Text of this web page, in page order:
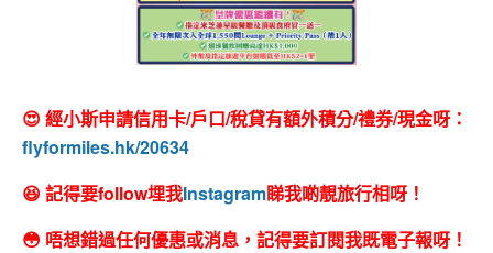
😍 經小斯申請信用卡/戶口/稅貸有額外積分/禮券/現金呀：
flyformiles.hk/20634
😆 記得要follow埋我Instagram睇我啲靚旅行相呀！
😳 唔想錯過任何優惠或消息，記得要訂閱我既電子報呀！